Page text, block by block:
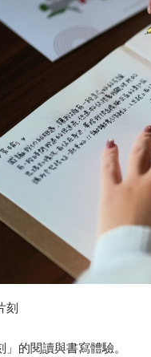
刻
」的閱讀與書寫體驗。